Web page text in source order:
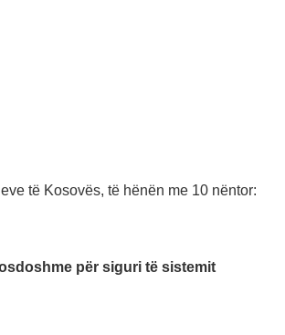
të Kosovës, të hënën me 10 nëntor:
për siguri të sistemit